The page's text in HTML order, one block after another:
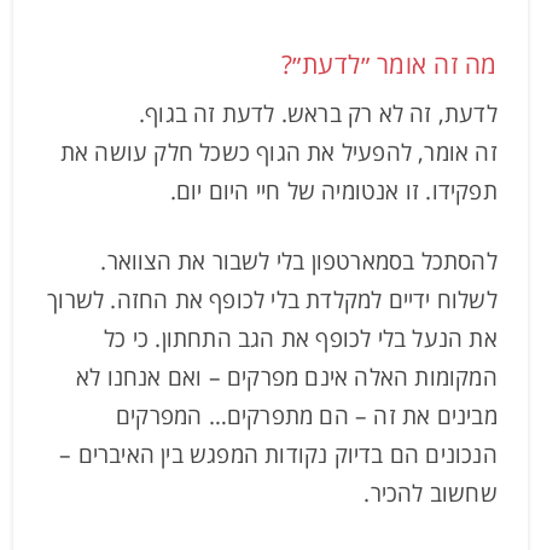
מה זה אומר ״לדעת״?
לדעת, זה לא רק בראש. לדעת זה בגוף.
זה אומר, להפעיל את הגוף כשכל חלק עושה את
תפקידו. זו אנטומיה של חיי היום יום.
להסתכל בסמארטפון בלי לשבור את הצוואר.
לשלוח ידיים למקלדת בלי לכופף את החזה. לשרוך
את הנעל בלי לכופף את הגב התחתון. כי כל
המקומות האלה אינם מפרקים – ואם אנחנו לא
מבינים את זה – הם מתפרקים… המפרקים
הנכונים הם בדיוק נקודות המפגש בין האיברים –
שחשוב להכיר.